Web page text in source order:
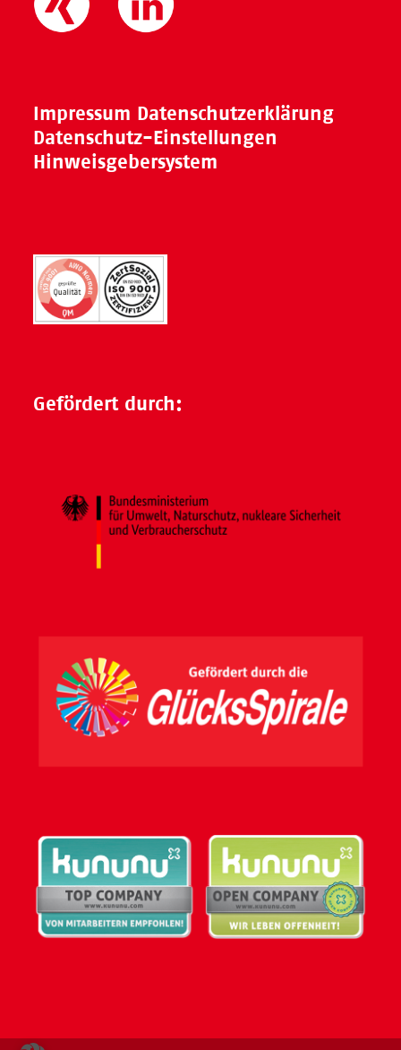
Impressum Datenschutzerklärung
Datenschutz-Einstellungen
Hinweisgebersystem
Gefördert durch: